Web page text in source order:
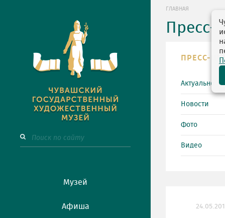
Музей
Афиша
ГЛАВНАЯ
Пресс-
ПРЕСС-
Актуально
Новости
Фото
Видео